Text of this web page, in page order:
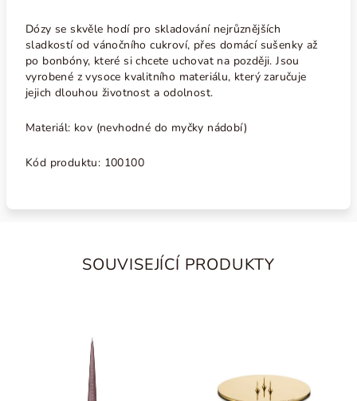
Dózy se skvěle hodí pro skladování nejrůznějších
sladkostí od vánočního cukroví, přes domácí sušenky až
po bonbóny, které si chcete uchovat na později. Jsou
vyrobené z vysoce kvalitního materiálu, který zaručuje
jejich dlouhou životnost a odolnost.
Materiál: kov (nevhodné do myčky nádobí)
Kód produktu: 100100
SOUVISEJÍCÍ PRODUKTY